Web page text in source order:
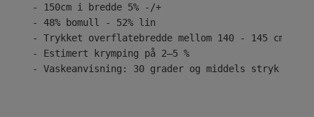
- 150cm i bredde 5% -/+
- 48% bomull - 52% lin
- Trykket overflatebredde mellom 140 - 145 cm
- Estimert krymping på 2–5 %
- Vaskeanvisning: 30 grader og middels stryk